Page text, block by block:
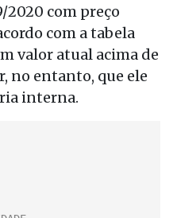
2020 com preço
com a tabela
valor atual acima de
no entanto, que ele
interna.